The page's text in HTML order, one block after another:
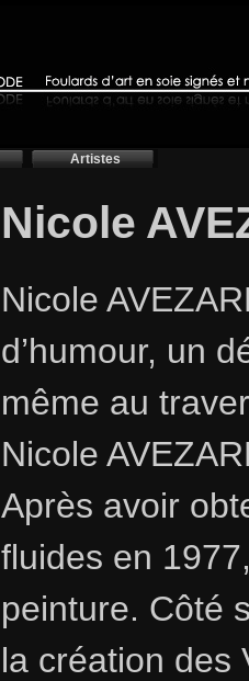
Artistes
Nicole
Nicole
d’humour, un
même au
Nicole
Après avoir
fluides en
peinture. Côté
la création des